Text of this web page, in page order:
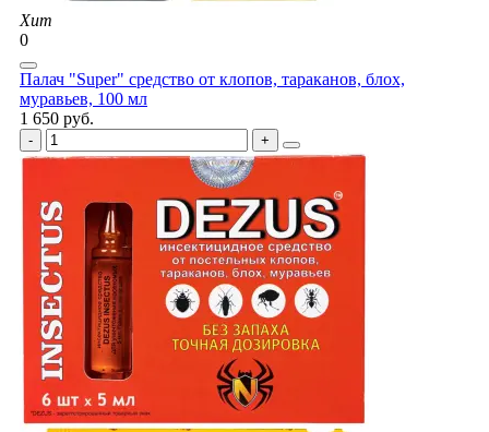
Хит
0
Палач "Super" средство от клопов, тараканов, блох,
муравьев, 100 мл
1 650 руб.